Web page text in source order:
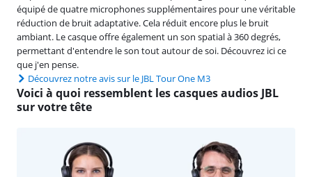
équipé de quatre microphones supplémentaires pour une véritable
réduction de bruit adaptative. Cela réduit encore plus le bruit
ambiant. Le casque offre également un son spatial à 360 degrés,
permettant d'entendre le son tout autour de soi. Découvrez ici ce
que j'en pense.
Découvrez notre avis sur le JBL Tour One M3
Voici à quoi ressemblent les casques audios JBL
sur votre tête